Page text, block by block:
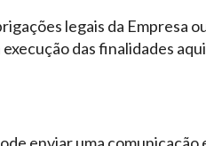
legais da Empresa
das finalidades